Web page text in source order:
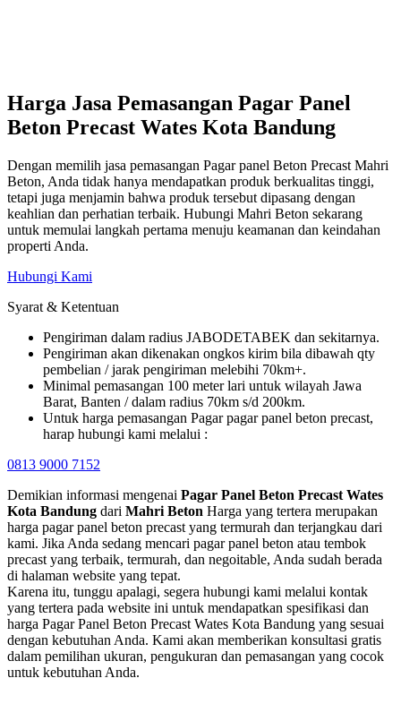
Harga Jasa Pemasangan Pagar Panel
Beton Precast Wates Kota Bandung
Dengan memilih jasa pemasangan Pagar panel Beton Precast Mahri
Beton, Anda tidak hanya mendapatkan produk berkualitas tinggi,
tetapi juga menjamin bahwa produk tersebut dipasang dengan
keahlian dan perhatian terbaik. Hubungi Mahri Beton sekarang
untuk memulai langkah pertama menuju keamanan dan keindahan
properti Anda.
Hubungi Kami
Syarat & Ketentuan
Pengiriman dalam radius JABODETABEK dan sekitarnya.
Pengiriman akan dikenakan ongkos kirim bila dibawah qty
pembelian / jarak pengiriman melebihi 70km+.
Minimal pemasangan 100 meter lari untuk wilayah Jawa
Barat, Banten / dalam radius 70km s/d 200km.
Untuk harga pemasangan Pagar pagar panel beton precast,
harap hubungi kami melalui :
0813 9000 7152
Demikian informasi mengenai Pagar Panel Beton Precast Wates
Kota Bandung dari Mahri Beton Harga yang tertera merupakan
harga pagar panel beton precast yang termurah dan terjangkau dari
kami. Jika Anda sedang mencari pagar panel beton atau tembok
precast yang terbaik, termurah, dan negoitable, Anda sudah berada
di halaman website yang tepat.
Karena itu, tunggu apalagi, segera hubungi kami melalui kontak
yang tertera pada website ini untuk mendapatkan spesifikasi dan
harga Pagar Panel Beton Precast Wates Kota Bandung yang sesuai
dengan kebutuhan Anda. Kami akan memberikan konsultasi gratis
dalam pemilihan ukuran, pengukuran dan pemasangan yang cocok
untuk kebutuhan Anda.